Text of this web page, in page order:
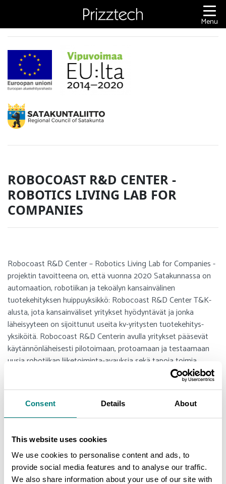
Consent Details About
This website uses cookies
We use cookies to personalise content and ads, to
provide social media features and to analyse our traffic.
We also share information about your use of our site with
Menu
ROBOCOAST R&D CENTER -
ROBOTICS LIVING LAB FOR
COMPANIES
Robocoast R&D Center – Robotics Living Lab for Companies -
projektin tavoitteena on, että vuonna 2020 Satakunnassa on
automaation, robotiikan ja tekoälyn kansainvälinen
tuotekehityksen huippuyksikkö: Robocoast R&D Center T&K-
alusta, jota kansainväliset yritykset hyödyntävät ja jonka
läheisyyteen on sijoittunut useita kv-yritysten tuotekehitys-
yksiköitä. Robocoast R&D Centerin avulla yritykset pääsevät
käytännönläheisesti pilotoimaan, protoamaan ja testaamaan
uusia robotiikan liiketoiminta-avauksia sekä tapoja toimia
Robocoast R&D Center on globaalien yritysten näkökulmasta
erityisen kiinnostava erityisesti siksi, että sen kautta
eurooppalaisilla yrityksillä on mahdollisuus päästä mukaan
Kiinan modernisaatioprojekteihin. Kiinalaisille yrityksille
Robocoast R&D Center on puolestaan väylä Euroopan
markkinoille ja kanava hankkia robotiikkaan ja tekoälyyn liittyvää
huippuosaamista niin Suomesta kuin Euroopasta.